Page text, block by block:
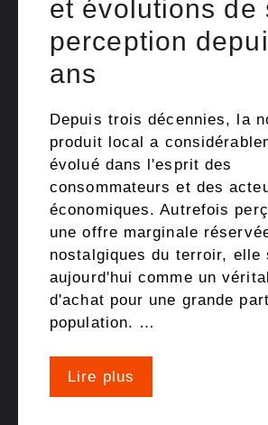
et évolutions de
perception
ans
Depuis trois décennies, la
produit local a
évolué dans l'esprit des
consommateurs et des
économiques. Autrefois
une offre marginale
nostalgiques du terroir, elle
aujourd'hui comme un
d'achat pour une grande
population. …
Lire plus